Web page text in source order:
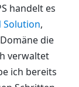
handelt es
Solution,
die
verwaltet
ich bereits